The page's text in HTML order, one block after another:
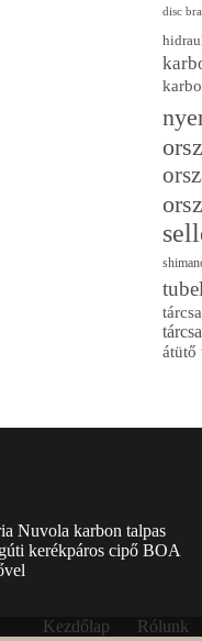
disc
átütő
Nuvola karbon talpas
kerékpáros cipő BOA
Kezdőlap Rólunk